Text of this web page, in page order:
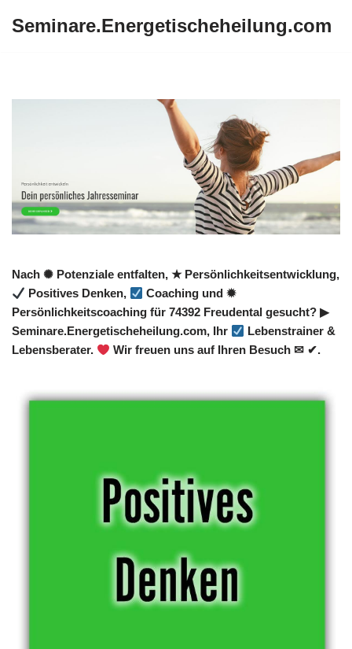
Seminare.Energetischeheilung.com
Nach ✺ Potenziale entfalten, ★ Persönlichkeitsentwicklung,
Positives Denken,
Coaching und ✹
Persönlichkeitscoaching für 74392 Freudental gesucht? ▶︎
Seminare.Energetischeheilung.com, Ihr
Lebenstrainer &
Lebensberater.
Wir freuen uns auf Ihren Besuch ✉ ✔.